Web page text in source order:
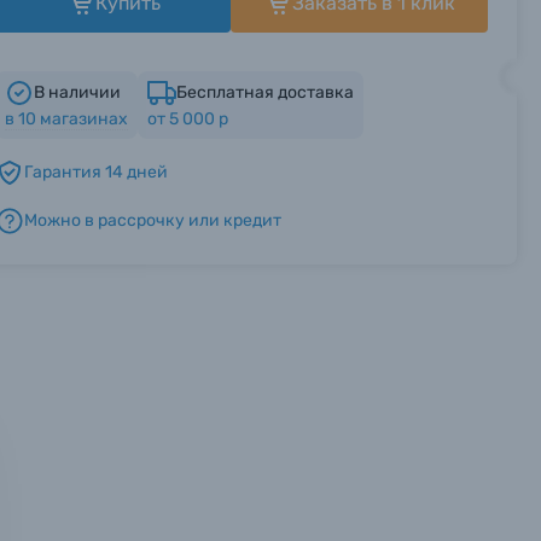
с
В наличии
в 10 магазинах
Бесплатная доставка
от 5 000 р
Гарантия 14 дней
Можно в рассрочку или кредит